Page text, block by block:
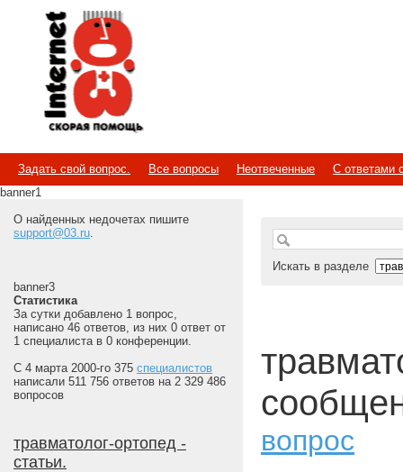
Internet
Скорая помощь
Задать свой вопрос. Все вопросы Неотвеченные
С ответами
banner1
О найденных недочетах пишите
support@03.ru.
banner3
Статистика
За сутки добавлено 1 вопрос,
написано 46 ответов, из них 0 ответ от
1 специалиста в 0 конференции.
С 4 марта 2000-го 375 специалистов
написали 511 756 ответов на 2 329 486
вопросов
травматолог-ортопед -
статьи.
Искать в разделе
вопрос